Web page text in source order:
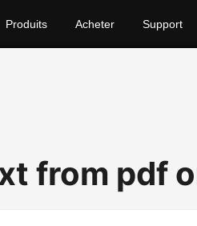
Produits Acheter Support
from pdf